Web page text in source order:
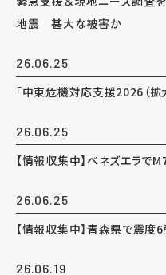
地震 甚大な被害か
26.06.25
「中東危機対応支援2026（拡
26.06.25
【情報収集中】ベネズエラで
26.06.25
【情報収集中】青森県で震度
26.06.19